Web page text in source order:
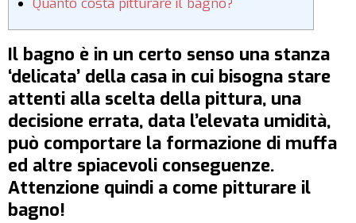
Il bagno è in un certo senso una stanza
‘delicata’ della casa in cui bisogna stare
attenti alla scelta della pittura, una
decisione errata, data l’elevata umidità,
può comportare la formazione di muffa
ed altre spiacevoli conseguenze.
Attenzione quindi a come pitturare il
bagno!